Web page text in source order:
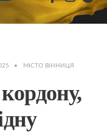
• МІСТО ВІННИЦЯ